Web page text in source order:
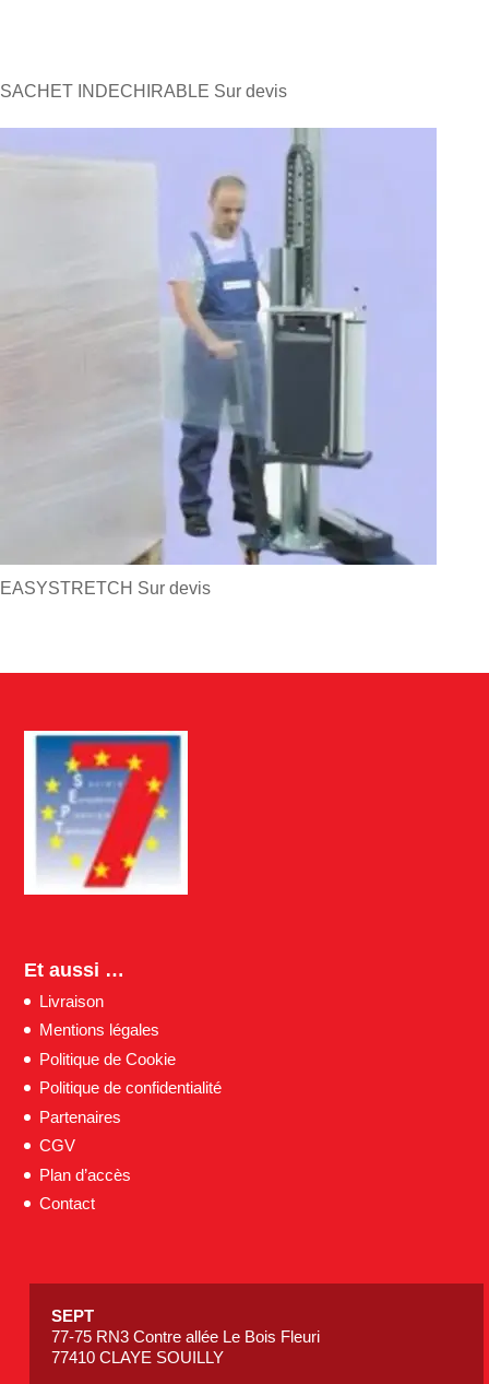
SACHET INDECHIRABLE Sur devis
EASYSTRETCH Sur devis
Et aussi …
Livraison
Mentions légales
Politique de Cookie
Politique de confidentialité
Partenaires
CGV
Plan d’accès
Contact
SEPT
77-75 RN3 Contre allée Le Bois Fleuri
77410 CLAYE SOUILLY